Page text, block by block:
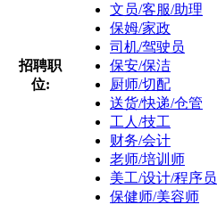
招聘职
位:
文员/客服/助理
保姆/家政
司机/驾驶员
保安/保洁
厨师/切配
送货/快递/仓管
工人/技工
财务/会计
老师/培训师
美工/设计/程序员
保健师/美容师